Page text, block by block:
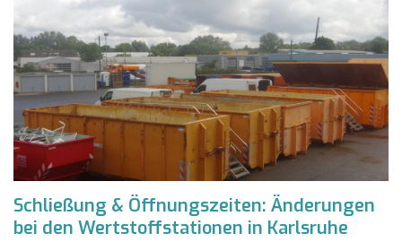
Schließung & Öffnungszeiten: Änderungen
bei den Wertstoffstationen in Karlsruhe